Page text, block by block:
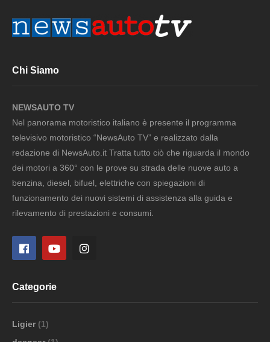
Chi Siamo
NEWSAUTO TV
Nel panorama motoristico italiano è presente il programma
televisivo motoristico “NewsAuto TV” e realizzato dalla
redazione di NewsAuto.it Tratta tutto ciò che riguarda il mondo
dei motori a 360° con le prove su strada delle nuove auto a
benzina, diesel, bifuel, elettriche con spiegazioni di
funzionamento dei nuovi sistemi di assistenza alla guida e
rilevamento di prestazioni e consumi.
Categorie
Ligier (1)